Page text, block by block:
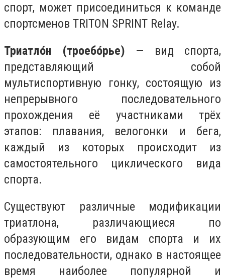
спорт, может присоединиться к команде
спортсменов TRITON SPRINT Relay.
Триатло́н (троебо́рье) — вид спорта,
представляющий собой
мультиспортивную гонку, состоящую из
непрерывного последовательного
прохождения её участниками трёх
этапов: плавания, велогонки и бега,
каждый из которых происходит из
самостоятельного циклического вида
спорта.
Существуют различные модификации
триатлона, различающиеся по
образующим его видам спорта и их
последовательности, однако в настоящее
время наиболее популярной и